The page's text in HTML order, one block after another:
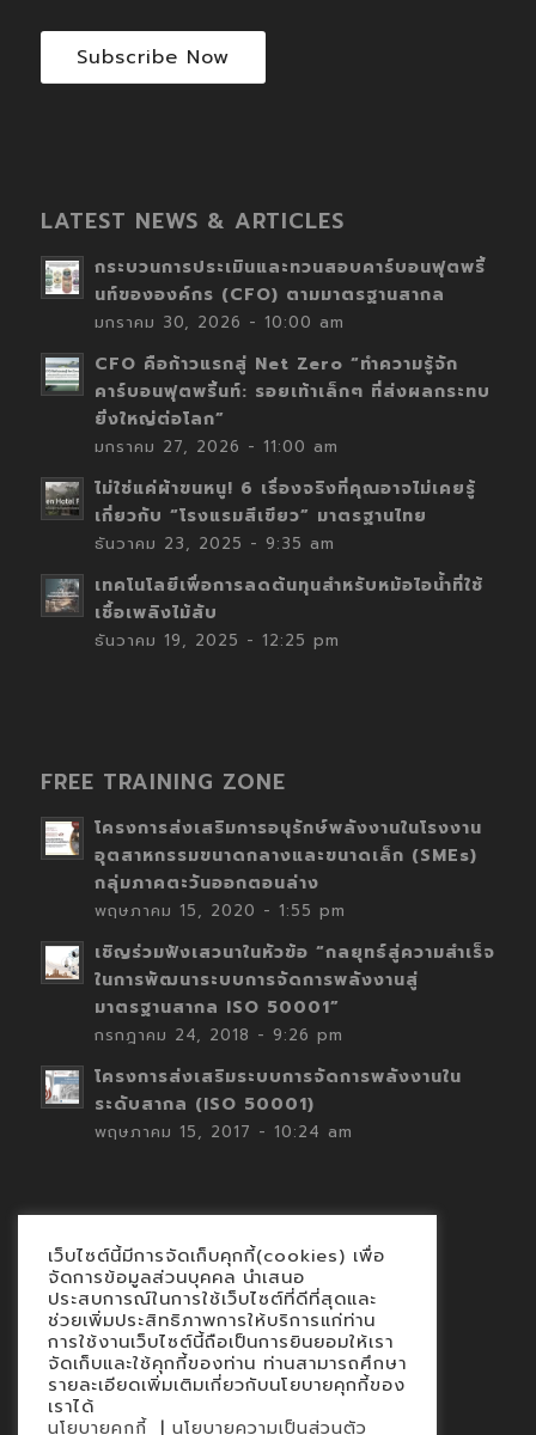
Subscribe Now
LATEST NEWS & ARTICLES
กระบวนการประเมินและทวนสอบคาร์บอนฟุตพริ้
นท์ขององค์กร (CFO) ตามมาตรฐานสากล
มกราคม 30, 2026 - 10:00 am
CFO คือก้าวแรกสู่ Net Zero “ทำความรู้จัก
คาร์บอนฟุตพริ้นท์: รอยเท้าเล็กๆ ที่ส่งผลกระทบ
ยิ่งใหญ่ต่อโลก”
มกราคม 27, 2026 - 11:00 am
ไม่ใช่แค่ผ้าขนหนู! 6 เรื่องจริงที่คุณอาจไม่เคยรู้
เกี่ยวกับ “โรงแรมสีเขียว” มาตรฐานไทย
ธันวาคม 23, 2025 - 9:35 am
เทคโนโลยีเพื่อการลดต้นทุนสำหรับหม้อไอน้ำที่ใช้
เชื้อเพลิงไม้สับ
ธันวาคม 19, 2025 - 12:25 pm
FREE TRAINING ZONE
โครงการส่งเสริมการอนุรักษ์พลังงานในโรงงาน
อุตสาหกรรมขนาดกลางและขนาดเล็ก (SMEs)
กลุ่มภาคตะวันออกตอนล่าง
พฤษภาคม 15, 2020 - 1:55 pm
เชิญร่วมฟังเสวนาในหัวข้อ “กลยุทธ์สู่ความสำเร็จ
ในการพัฒนาระบบการจัดการพลังงานสู่
มาตรฐานสากล ISO 50001”
กรกฎาคม 24, 2018 - 9:26 pm
โครงการส่งเสริมระบบการจัดการพลังงานใน
ระดับสากล (ISO 50001)
พฤษภาคม 15, 2017 - 10:24 am
Contact
นโยบายคุกกี้
นโยบายข้อมูลส่วนบุคคล
เว็บไซต์นี้มีการจัดเก็บคุกกี้(cookies) เพื่อ
จัดการข้อมูลส่วนบุคคล นำเสนอ
ประสบการณ์ในการใช้เว็บไซต์ที่ดีที่สุดและ
ช่วยเพิ่มประสิทธิภาพการให้บริการแก่ท่าน
การใช้งานเว็บไซต์นี้ถือเป็นการยินยอมให้เรา
จัดเก็บและใช้คุกกี้ของท่าน ท่านสามารถศึกษา
รายละเอียดเพิ่มเติมเกี่ยวกับนโยบายคุกกี้ของ
เราได้
นโยบายคุกกี้ | นโยบายความเป็นส่วนตัว